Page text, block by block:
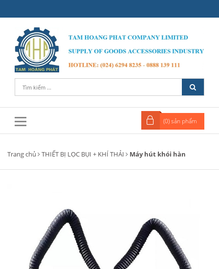
(0) sản phẩm
Trang chủ THIẾT BỊ LỌC BỤI + KHÍ THẢI Máy hút khói hàn